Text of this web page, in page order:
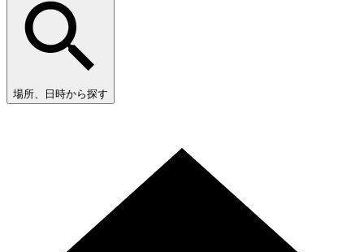
場所、日時から探す